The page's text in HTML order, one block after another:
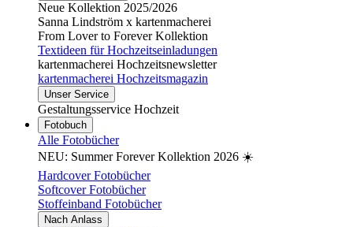
Neue Kollektion 2025/2026
Sanna Lindström x kartenmacherei
From Lover to Forever Kollektion
Textideen für Hochzeitseinladungen
kartenmacherei Hochzeitsnewsletter
kartenmacherei Hochzeitsmagazin
Unser Service
Gestaltungsservice Hochzeit
Fotobuch
Alle Fotobücher
NEU: Summer Forever Kollektion 2026 ☀️
Hardcover Fotobücher
Softcover Fotobücher
Stoffeinband Fotobücher
Nach Anlass